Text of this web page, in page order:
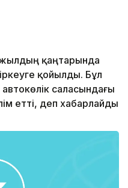
қаңтарында
қойылды. Бұл
саласындағы
етті, деп хабарлайды